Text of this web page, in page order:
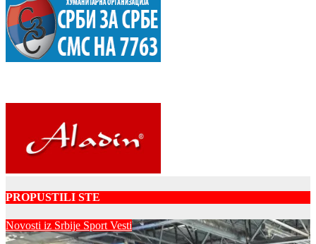
PROPUSTILI STE
Novosti iz Srbije Sport Vesti